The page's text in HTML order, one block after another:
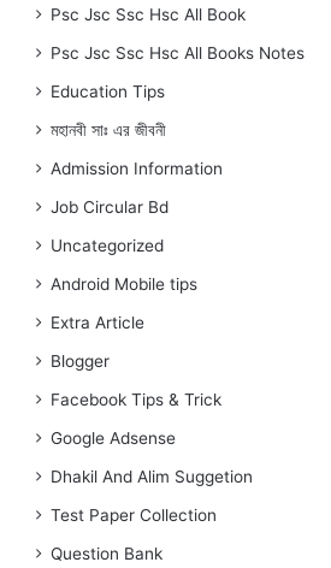
Psc Jsc Ssc Hsc All Book
Psc Jsc Ssc Hsc All Books Notes
Education Tips
মহানবীসাঃ এর জীবনী
Admission Information
Job Circular Bd
Uncategorized
Android Mobile tips
Extra Article
Blogger
Facebook Tips & Trick
Google Adsense
Dhakil And Alim Suggetion
Test Paper Collection
Question Bank